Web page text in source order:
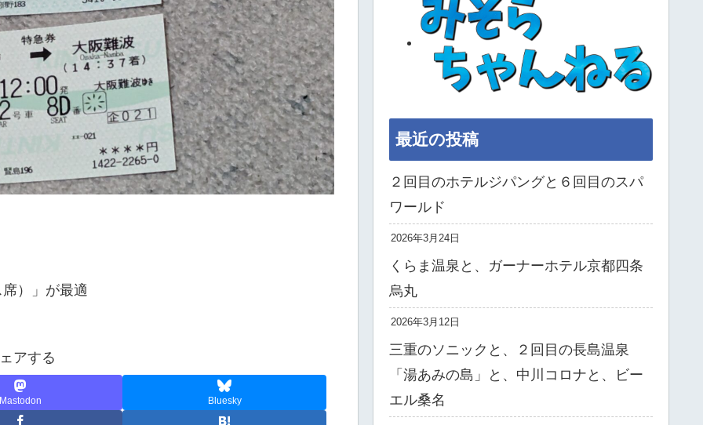
）」が最適
アする
Mastodon Bluesky
最近の投稿
２回目のホテルジパングと６回目のスパ
ワールド
2026年3月24日
くらま温泉と、ガーナーホテル京都四条
烏丸
2026年3月12日
三重のソニックと、２回目の長島温泉
「湯あみの島」と、中川コロナと、ビー
エル桑名